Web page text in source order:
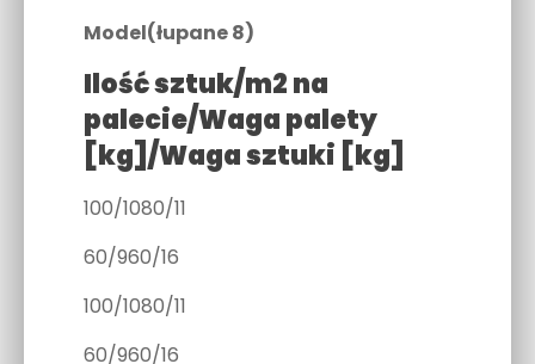
Model(łupane 8)
Ilość sztuk/m2 na
palecie/Waga palety
[kg]/Waga sztuki [kg]
100/1080/11
60/960/16
100/1080/11
60/960/16